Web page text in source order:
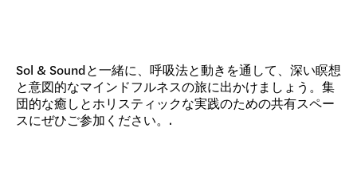
Sol & Soundと一緒に、呼吸法と動きを通して、深い瞑想
と意図的なマインドフルネスの旅に出かけましょう。集
団的な癒しとホリスティックな実践のための共有スペー
スにぜひご参加ください。.